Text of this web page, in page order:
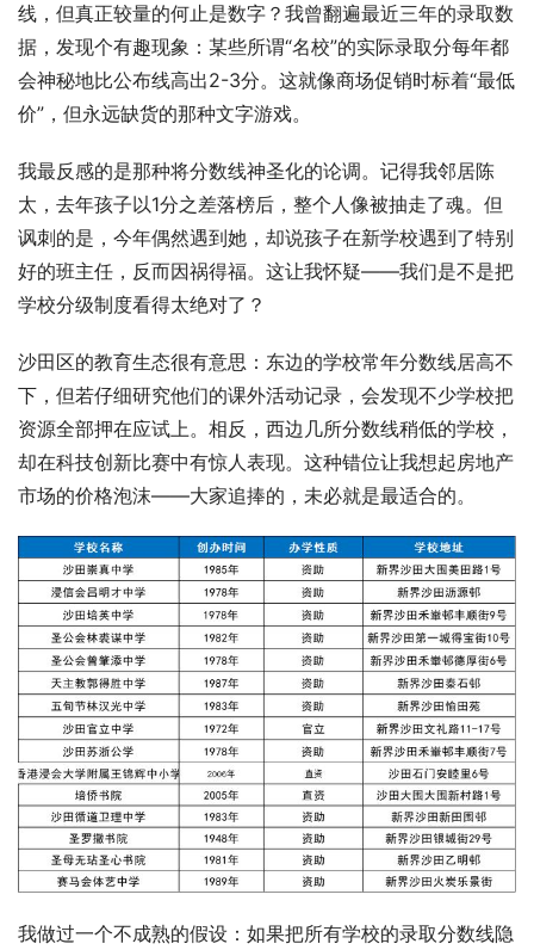
线，但真正较量的何止是数字？我曾翻遍最近三年的录取数
据，发现个有趣现象：某些所谓“名校”的实际录取分每年都
会神秘地比公布线高出2-3分。这就像商场促销时标着“最低
价”，但永远缺货的那种文字游戏。
我最反感的是那种将分数线神圣化的论调。记得我邻居陈
太，去年孩子以1分之差落榜后，整个人像被抽走了魂。但
讽刺的是，今年偶然遇到她，却说孩子在新学校遇到了特别
好的班主任，反而因祸得福。这让我怀疑——我们是不是把
学校分级制度看得太绝对了？
沙田区的教育生态很有意思：东边的学校常年分数线居高不
下，但若仔细研究他们的课外活动记录，会发现不少学校把
资源全部押在应试上。相反，西边几所分数线稍低的学校，
却在科技创新比赛中有惊人表现。这种错位让我想起房地产
市场的价格泡沫——大家追捧的，未必就是最适合的。
我做过一个不成熟的假设：如果把所有学校的录取分数线隐